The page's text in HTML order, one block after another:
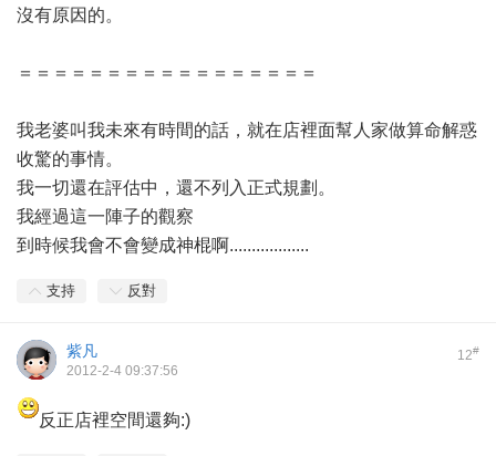
沒有原因的。
＝＝＝＝＝＝＝＝＝＝＝＝＝＝＝＝＝
我老婆叫我未來有時間的話，就在店裡面幫人家做算命解惑
收驚的事情。
我一切還在評估中，還不列入正式規劃。
我經過這一陣子的觀察
到時候我會不會變成神棍啊..................
支持 反對
12#
紫凡
2012-2-4 09:37:56
反正店裡空間還夠:)